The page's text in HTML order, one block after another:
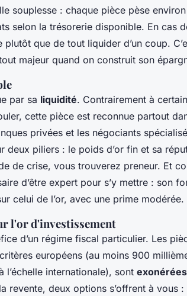
souplesse : chaque pièce pèse
selon la trésorerie disponible. En cas
que de tout liquider d’un coup.
majeur quand on construit son
par sa liquidité. Contrairement à
cette pièce est reconnue partout
privées et les négociants
deux piliers : le poids d’or fin et sa
de crise, vous trouverez preneur. Et
d’être expert pour s’y mettre : son
celui de l’or, avec une prime modérée.
l'or d'investissement
d’un régime fiscal particulier. Les
européens (au moins 900
l’échelle internationale), sont
revente, deux options s’offrent à vous :